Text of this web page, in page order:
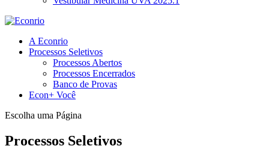
A Econrio
Processos Seletivos
Processos Abertos
Processos Encerrados
Banco de Provas
Econ+ Você
Escolha uma Página
Processos Seletivos